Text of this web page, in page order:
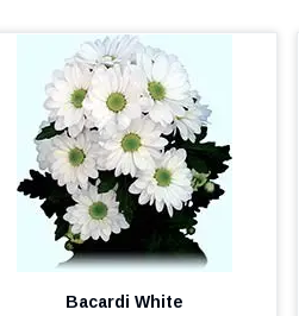
Bacardi White